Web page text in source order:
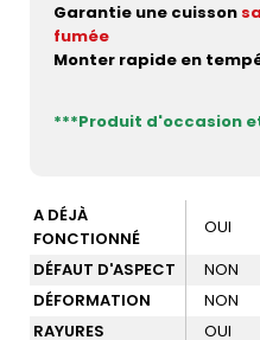
Garantie une cuisson
fumée
Monter rapide en
***Produit d'occasion
A DÉJÀ
FONCTIONNÉ
OUI
DÉFAUT D'ASPECT
NON
DÉFORMATION
NON
RAYURES
OUI